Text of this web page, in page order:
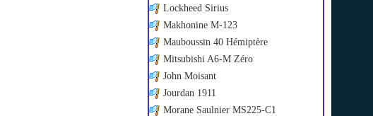
Lockheed Sirius
Makhonine M-123
Mauboussin 40 Hémiptère
Mitsubishi A6-M Zéro
John Moisant
Jourdan 1911
Morane Saulnier MS225-C1